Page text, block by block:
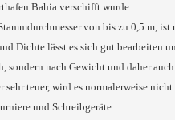
Bahia verschifft wurde.
von bis zu 0,5 m,
Dichte lässt es sich gut bearbeiten
sondern nach Gewicht und daher
teuer, wird es normalerweise
und Schreibgeräte.